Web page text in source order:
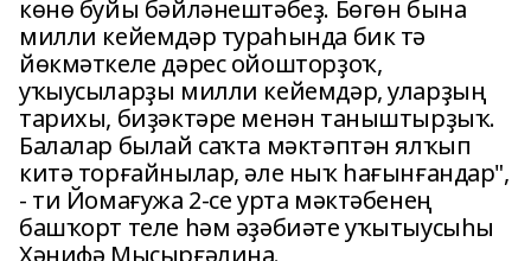
көнө буйы бәйләнештәбеҙ. Бөгөн бына
милли кейемдәр тураһында бик тә
йөкмәткеле дәрес ойошторҙоҡ,
уҡыусыларҙы милли кейемдәр, уларҙың
тарихы, биҙәктәре менән таныштырҙыҡ.
Балалар былай саҡта мәктәптән ялҡып
китә торғайнылар, әле ныҡ һағынғандар",
- ти Йомағужа 2-се урта мәктәбенең
башҡорт теле һәм әҙәбиәте уҡытыусыһы
Хәнифә Мысырғәлина.